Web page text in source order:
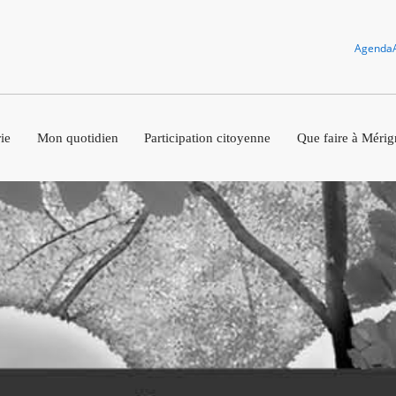
Agenda
Mon quotidien Participation citoyenne Que faire à